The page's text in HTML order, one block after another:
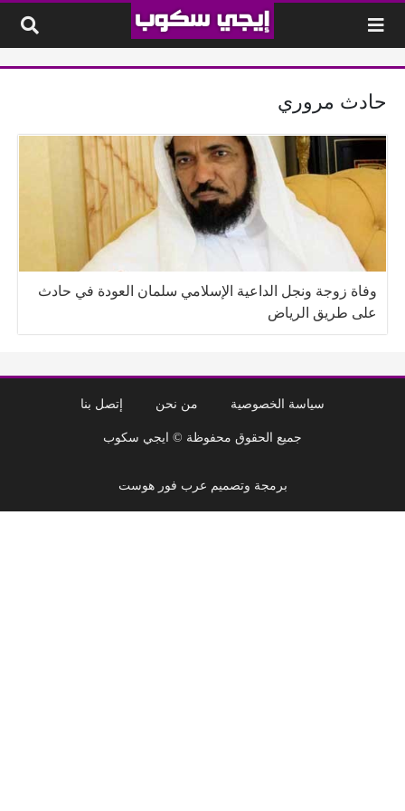
حادث مروري
وفاة زوجة ونجل الداعية الإسلامي سلمان العودة في حادث
على طريق الرياض
سياسة الخصوصية من نحن إتصل بنا
جميع الحقوق محفوظة © ايجي سكوب
برمجة وتصميم عرب فور هوست